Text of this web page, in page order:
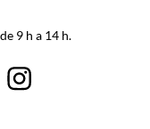
9 h a 14 h.